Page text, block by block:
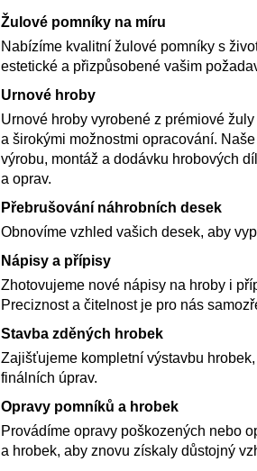
Žulové pomníky na míru
Nabízíme kvalitní žulové pomníky s
estetické a přizpůsobené vašim
Urnové hroby
Urnové hroby vyrobené z prémiové
a širokými možnostmi opracování.
výrobu, montáž a dodávku hrobových
a oprav.
Přebrušování náhrobních desek
Obnovíme vzhled vašich desek, aby
Nápisy a přípisy
Zhotovujeme nové nápisy na hroby i
Preciznost a čitelnost je pro nás
Stavba zděných hrobek
Zajišťujeme kompletní výstavbu
finálních úprav.
Opravy pomníků a hrobek
Provádíme opravy poškozených nebo
a hrobek, aby znovu získaly důstojný